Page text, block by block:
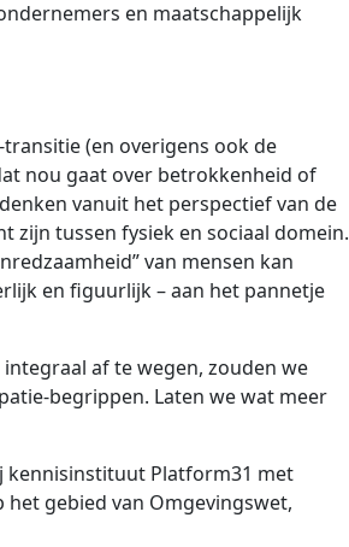
en maatschappelijk
(en overigens ook de
nou gaat over betrokkenheid of
vanuit het perspectief van de
zijn tussen fysiek en sociaal domein.
van mensen kan
en figuurlijk – aan het pannetje
af te wegen, zouden we
begrippen. Laten we wat meer
kennisinstituut Platform31 met
gebied van Omgevingswet,